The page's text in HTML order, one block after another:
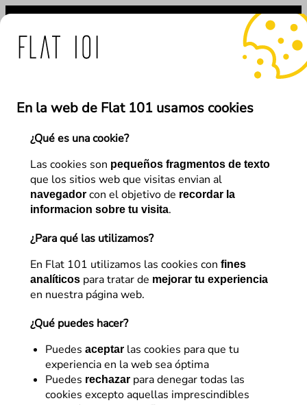
En la web de Flat 101 usamos cookies
¿Qué es una cookie?
Las cookies son pequeños fragmentos de texto
que los sitios web que visitas envian al
navegador con el objetivo de recordar la
informacion sobre tu visita.
¿Para qué las utilizamos?
En Flat 101 utilizamos las cookies con fines
analíticos para tratar de mejorar tu experiencia
en nuestra página web.
¿Qué puedes hacer?
Puedes aceptar las cookies para que tu
experiencia en la web sea óptima
Puedes rechazar para denegar todas las
cookies excepto aquellas imprescindibles
Saltar
contenido
medidas de Flat
Anterior Siguiente
Desarrollo
Guideline técnico para
implementar un Test A/B
Silvia Guardingo
23 de junio de 2020